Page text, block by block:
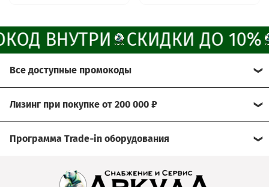
ВНУТРИ СКИДКИ ДО 10%
Все доступные промокоды
Мы рады предложить Вам возможность
воспользоваться нашими эксклюзивными
получите скидку до 10%.
Лизинг при покупке от 200 000 ₽
- предварительное решение можно узнать
Программа Trade‑in оборудования
зачтём при покупке нового!
Позвонить
Группа Вконтакте
Канал MAX